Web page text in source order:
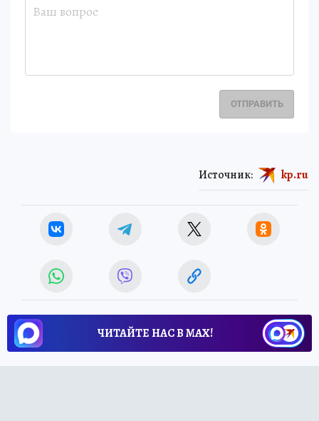
ОТПРАВИТЬ
Источник: kp.ru
ЧИТАЙТЕ НАС В МАХ!